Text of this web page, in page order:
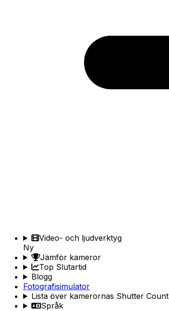
Video- och ljudverktyg
Ny
Jämför kameror
Top Slutartid
Blogg
Fotografisimulator
Lista över kamerornas Shutter Count
Språk